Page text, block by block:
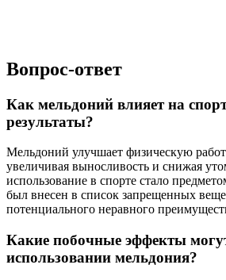
Вопрос-ответ
Как мельдоний влияет на
результаты?
Мельдоний улучшает физическую
увеличивая выносливость и снижая
использование в спорте стало
был внесен в список запрещенных
потенциального неравного
Какие побочные эффекты
использовании мельдония?